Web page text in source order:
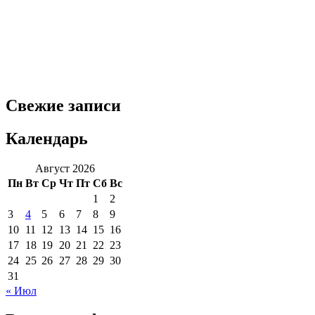
Свежие записи
Календарь
Август 2026
Пн Вт Ср Чт Пт Сб Вс
1
2
3
4 5 6 7 8
9
10 11 12 13 14 15 16
17 18 19 20 21 22 23
24 25 26 27 28 29 30
31
« Июл